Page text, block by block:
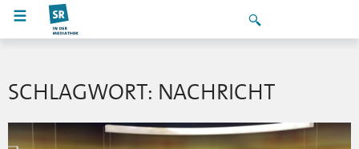
SCHLAGWORT: NACHRICHT